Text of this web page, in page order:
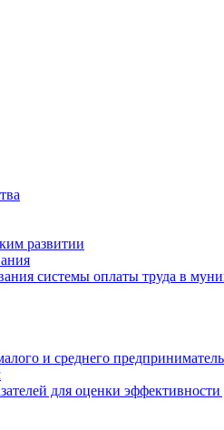
развитии
системы оплаты труда в
и среднего
для оценки